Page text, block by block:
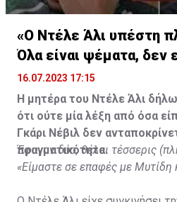
«Ο Ντέλε Άλι υπέστη
Όλα είναι ψέματα, δεν
υιοθετημένος»
16.07.2023 17:15
Η μητέρα του Ντέλε Άλι
ότι ούτε μία λέξη από όσα
Γκάρι Νέβιλ δεν
πραγματικότητα.
Έφυγαν δύο, θέλει τέσσερις
«Είμαστε σε επαφές με Μυτίδη